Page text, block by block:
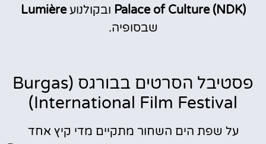
Palace of Culture (NDK) ובקולנועLumière
שבסופיה.
פסטיבל הסרטים בבורגס (Burgas
International Film Festival)
על שפת הים השחור מתקיים מדי קיץ אחד